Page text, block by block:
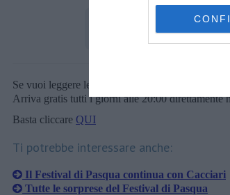
Se vuoi leggere le notizie principali della
Arriva gratis tutti i giorni alle 20:00 direttamente
Basta cliccare QUI
Ti potrebbe interessare anche:
Il Festival di Pasqua continua con Cacciari
Tutte le sorprese del Festival di Pasqua